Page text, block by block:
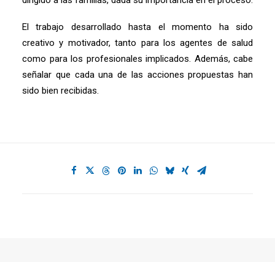
El trabajo desarrollado hasta el momento ha sido
creativo y motivador, tanto para los agentes de salud
como para los profesionales implicados. Además, cabe
señalar que cada una de las acciones propuestas han
sido bien recibidas.